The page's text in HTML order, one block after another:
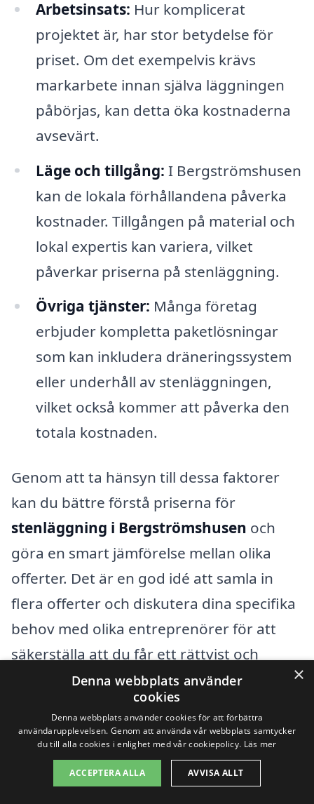
Arbetsinsats: Hur komplicerat
projektet är, har stor betydelse för
priset. Om det exempelvis krävs
markarbete innan själva läggningen
påbörjas, kan detta öka kostnaderna
avsevärt.
Läge och tillgång: I Bergströmshusen
kan de lokala förhållandena påverka
kostnader. Tillgången på material och
lokal expertis kan variera, vilket
påverkar priserna på stenläggning.
Övriga tjänster: Många företag
erbjuder kompletta paketlösningar
som kan inkludera dräneringssystem
eller underhåll av stenläggningen,
vilket också kommer att påverka den
totala kostnaden.
Genom att ta hänsyn till dessa faktorer
kan du bättre förstå priserna för
stenläggning i Bergströmshusen och
göra en smart jämförelse mellan olika
offerter. Det är en god idé att samla in
flera offerter och diskutera dina specifika
behov med olika entreprenörer för att
säkerställa att du får ett rättvist och
konkurrenskraftigt pris.
Genom vår plattform kan du enkelt få
kontakt med olika företag som är
specialiserade på stenläggning i ditt
×
Denna webbplats använder
cookies
Denna webbplats använder cookies för att förbättra
användarupplevelsen. Genom att använda vår webbplats samtycker
du till alla cookies i enlighet med vår cookiepolicy. Läs mer
ACCEPTERA ALLA AVVISA ALLT